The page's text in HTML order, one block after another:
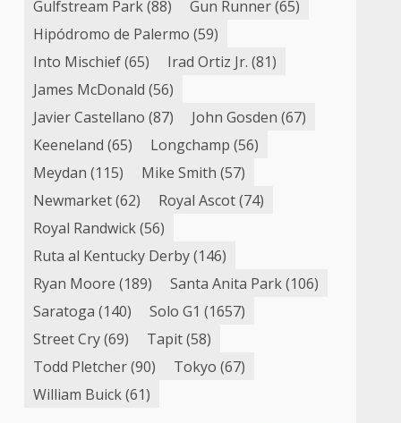
Gulfstream Park(88) Gun Runner(65)
Hipódromo de Palermo (59)
Into Mischief(65) Irad Ortiz Jr. (81)
James McDonald (56)
Javier Castellano (87) John Gosden (67)
Keeneland (65) Longchamp (56)
Meydan (115) Mike Smith (57)
Newmarket(62) Royal Ascot(74)
Royal Randwick(56)
Ruta al Kentucky Derby(146)
Ryan Moore (189) Santa Anita Park(106)
Saratoga (140) Solo G1 (1657)
Street Cry(69) Tapit(58)
Todd Pletcher(90) Tokyo (67)
William Buick(61)